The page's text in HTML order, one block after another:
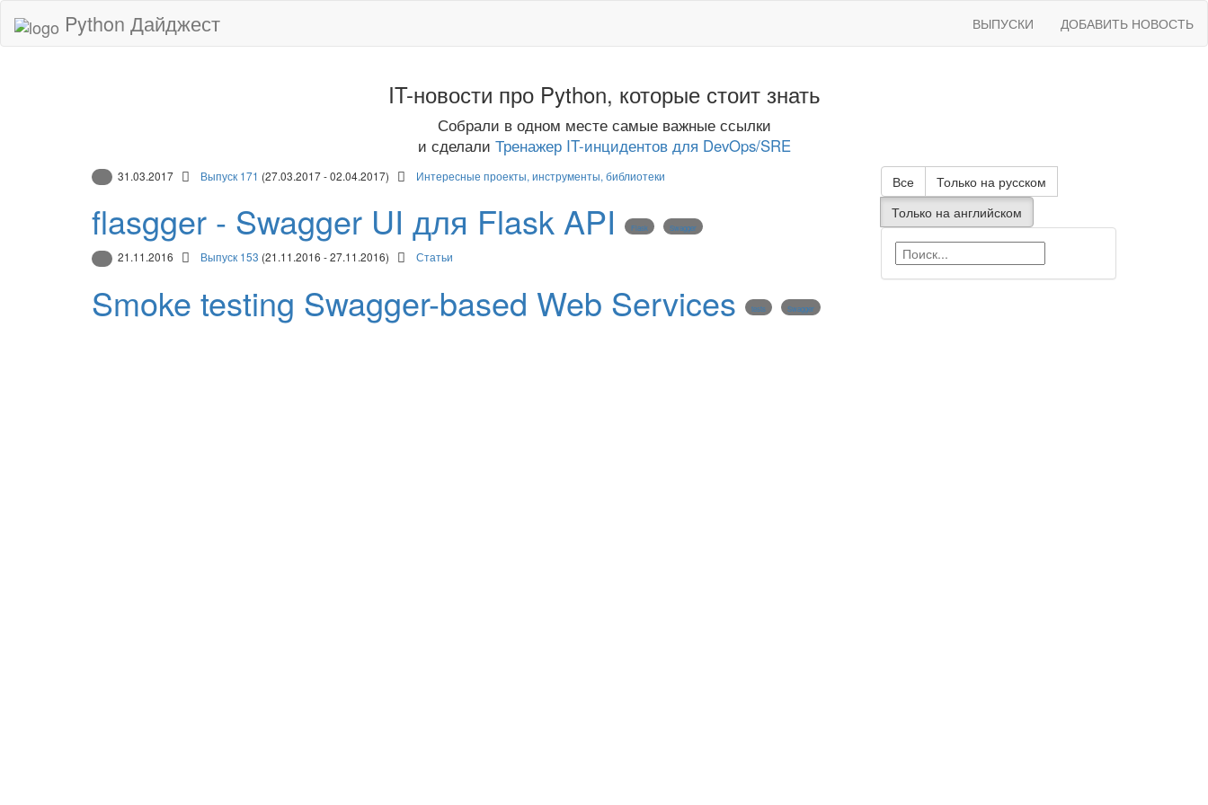
Python Дайджест ВЫПУСКИ ДОБАВИТЬ НОВОСТЬ
IT-новости про Python, которые стоит знать
Собрали в одном месте самые важные ссылки
и сделали Тренажер IT-инцидентов для DevOps/SRE
31.03.2017 Выпуск 171 (27.03.2017 - 02.04.2017) Интересные проекты, инструменты, библиотеки
flasgger - Swagger UI для Flask API Flask Swagger
21.11.2016 Выпуск 153 (21.11.2016 - 27.11.2016) Статьи
Smoke testing Swagger-based Web Services tests Swagger
Все
Только на русском
Только на английском